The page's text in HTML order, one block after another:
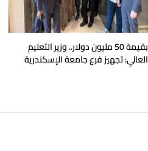
بقيمة 50 مليون دولار.. وزير التعليم
العالي: تجهيز فرع جامعة الإسكندرية